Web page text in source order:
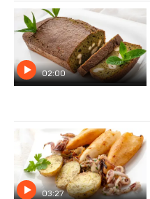
02:00
03:27